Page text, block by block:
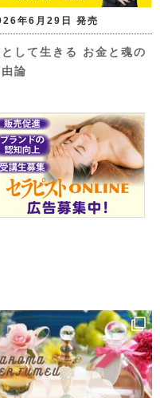
年6月29日 発売
して生きる お金と魂の
由論